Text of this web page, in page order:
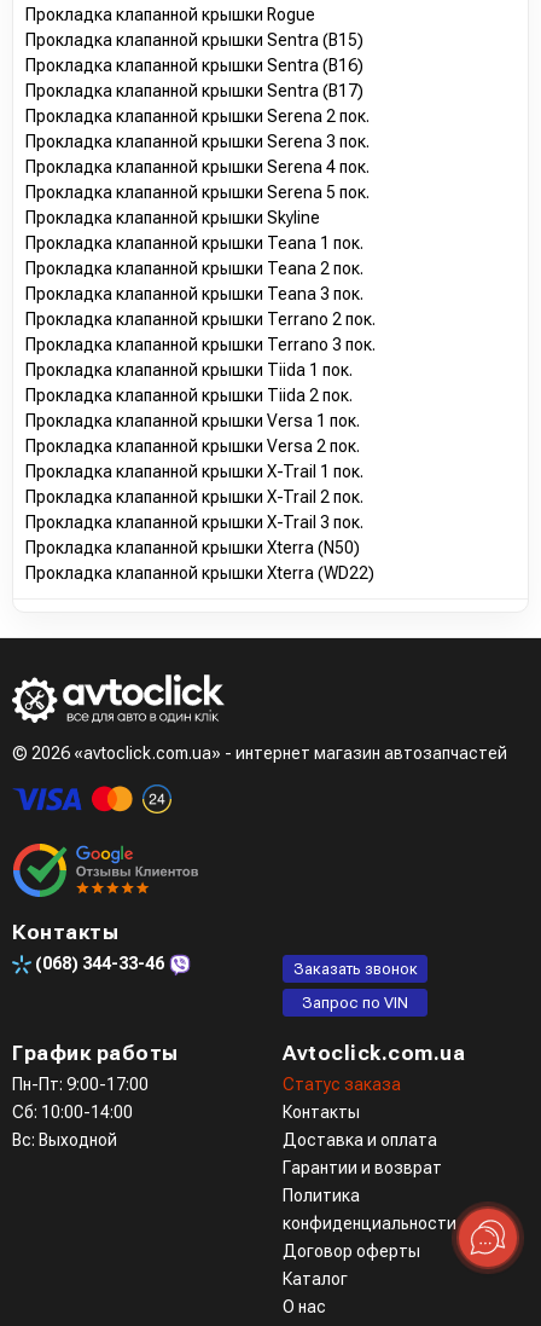
Прокладка клапанной крышки Rogue
Прокладка клапанной крышки Sentra (B15)
Прокладка клапанной крышки Sentra (B16)
Прокладка клапанной крышки Sentra (B17)
Прокладка клапанной крышки Serena 2 пок.
Прокладка клапанной крышки Serena 3 пок.
Прокладка клапанной крышки Serena 4 пок.
Прокладка клапанной крышки Serena 5 пок.
Прокладка клапанной крышки Skyline
Прокладка клапанной крышки Teana 1 пок.
Прокладка клапанной крышки Teana 2 пок.
Прокладка клапанной крышки Teana 3 пок.
Прокладка клапанной крышки Terrano 2 пок.
Прокладка клапанной крышки Terrano 3 пок.
Прокладка клапанной крышки Tiida 1 пок.
Прокладка клапанной крышки Tiida 2 пок.
Прокладка клапанной крышки Versa 1 пок.
Прокладка клапанной крышки Versa 2 пок.
Прокладка клапанной крышки X-Trail 1 пок.
Прокладка клапанной крышки X-Trail 2 пок.
Прокладка клапанной крышки X-Trail 3 пок.
Прокладка клапанной крышки Xterra (N50)
Прокладка клапанной крышки Xterra (WD22)
© 2026 «avtoclick.com.ua» - интернет магазин автозапчастей
Контакты
(068) 344-33-46
Заказать звонок
Запрос по VIN
График работы
Пн-Пт: 9:00-17:00
Сб: 10:00-14:00
Вс: Выходной
Avtoclick.com.ua
Статус заказа
Контакты
Доставка и оплата
Гарантии и возврат
Политика
конфиденциальности
Договор оферты
Каталог
О нас